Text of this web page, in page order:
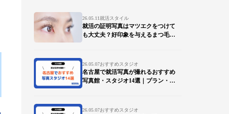
26.05.11就活スタイル
就活の証明写真はマツエクをつけて
も大丈夫？好印象を与えるまつ毛の
26.05.07おすすめスタジオ
名古屋で就活写真が撮れるおすすめ
写真館・スタジオ14選｜プラン・デ
26.05.07おすすめスタジオ